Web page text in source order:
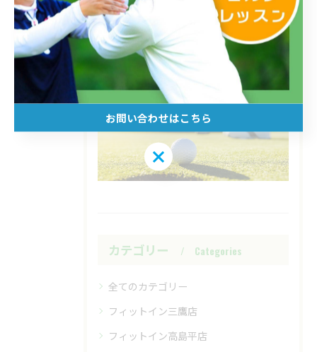
コースレッスン
< 前のページ 一覧に戻る 次のページ >
カテゴリー Categories
全てのカテゴリー
フィットイン三鷹店
フィットイン高島平店
お問い合わせはこちら
お問い合わせはこちら